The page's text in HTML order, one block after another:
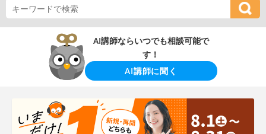
AI講師ならいつでも相談可能で
す！
AI講師に聞く